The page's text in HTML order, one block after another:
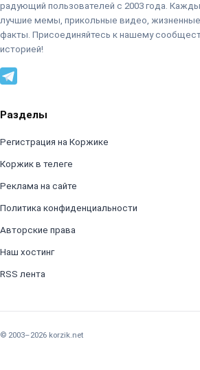
радующий пользователей с 2003 года.
лучшие мемы, прикольные видео,
факты. Присоединяйтесь к нашему
историей!
Разделы
Регистрация на Коржике
Коржик в телеге
Реклама на сайте
Политика конфиденциальности
Авторские права
Наш хостинг
RSS лента
© 2003–2026 korzik.net